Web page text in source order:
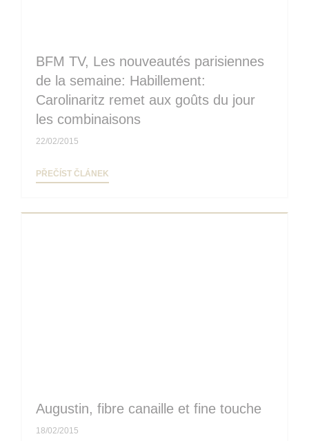
BFM TV, Les nouveautés parisiennes
de la semaine: Habillement:
Carolinaritz remet aux goûts du jour
les combinaisons
22/02/2015
PŘEČÍST ČLÁNEK
Augustin, fibre canaille et fine touche
18/02/2015